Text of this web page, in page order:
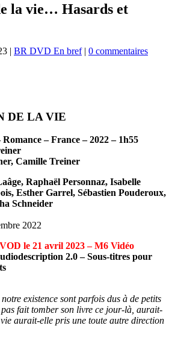
la vie… Hasards et
| BR DVD En bref| 0 commentaires
DE LA VIE
– France – 2022 – 1h55
Camille Treiner
Raphaël Personnaz, Isabelle
Esther Garrel, Sébastien Pouderoux,
Schneider
2022
le 21 avril 2023 – M6 Vidéo
2.0 – Sous-titres pour
existence sont parfois dus à de petits
fait tomber son livre ce jour-là, aurait-
aurait-elle pris une toute autre direction